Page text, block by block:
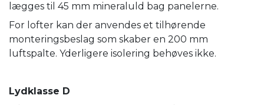
lægges til 45 mm mineraluld bag panelerne.
For lofter kan der anvendes et tilhørende
monteringsbeslag som skaber en 200 mm
luftspalte. Yderligere isolering behøves ikke.
Lydklasse D